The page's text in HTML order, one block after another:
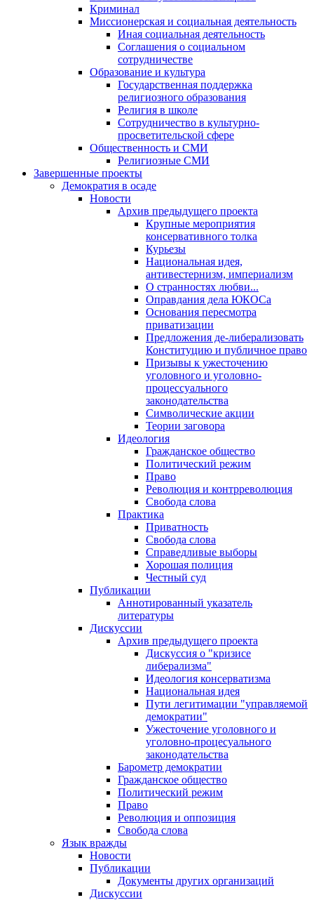
Криминал
Миссионерская и социальная деятельность
Иная социальная деятельность
Соглашения о социальном
сотрудничестве
Образование и культура
Государственная поддержка
религиозного образования
Религия в школе
Сотрудничество в культурно-
просветительской сфере
Общественность и СМИ
Религиозные СМИ
Завершенные проекты
Демократия в осаде
Новости
Архив предыдущего проекта
Крупные мероприятия
консервативного толка
Курьезы
Национальная идея,
антивестернизм, империализм
О странностях любви...
Оправдания дела ЮКОСа
Основания пересмотра
приватизации
Предложения де-либерализовать
Конституцию и публичное право
Призывы к ужесточению
уголовного и уголовно-
процессуального
законодательства
Символические акции
Теории заговора
Идеология
Гражданское общество
Политический режим
Право
Революция и контрреволюция
Свобода слова
Практика
Приватность
Свобода слова
Справедливые выборы
Хорошая полиция
Честный суд
Публикации
Аннотированный указатель
литературы
Дискуссии
Архив предыдущего проекта
Дискуссия о "кризисе
либерализма"
Идеология консерватизма
Национальная идея
Пути легитимации "управляемой
демократии"
Ужесточение уголовного и
уголовно-процесуального
законодательства
Барометр демократии
Гражданское общество
Политический режим
Право
Революция и оппозиция
Свобода слова
Язык вражды
Новости
Публикации
Документы других организаций
Дискуссии